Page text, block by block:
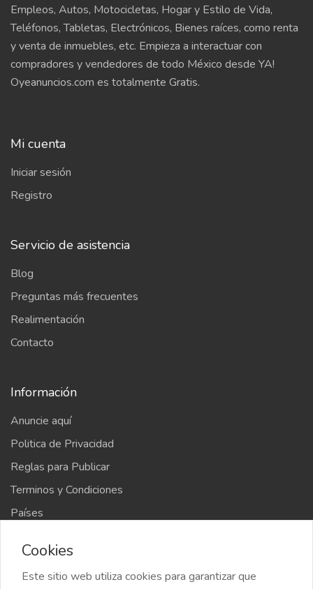
Empleos, Autos, Motocicletas, Hogar y Estilo de Vida,
Teléfonos, Tabletas, Electrónicos, Bienes raíces, como renta
y venta de inmuebles, etc. Empieza a interactuar con
compradores y vendedores de todo México desde YA!
Oyeanuncios.com es totalmente Gratis.
Mi cuenta
Iniciar sesión
Registro
Servicio de asistencia
Blog
Preguntas más frecuentes
Realimentación
Contacto
Información
Anuncie aquí
Politica de Privacidad
Reglas para Publicar
Terminos y Condiciones
Países
Cookies
Este sitio web utiliza cookies para garantizar que